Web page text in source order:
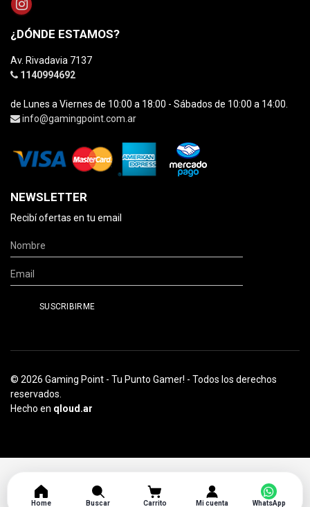
¿DÓNDE ESTAMOS?
Av. Rivadavia 7137
1140994692
de Lunes a Viernes de 10:00 a 18:00 - Sábados de 10:00 a 14:00.
info@gamingpoint.com.ar
NEWSLETTER
Recibí ofertas en tu email
© 2026 Gaming Point - Tu Punto Gamer! - Todos los derechos
reservados.
Hecho en qloud.ar
Home Buscar Carrito Mi cuenta